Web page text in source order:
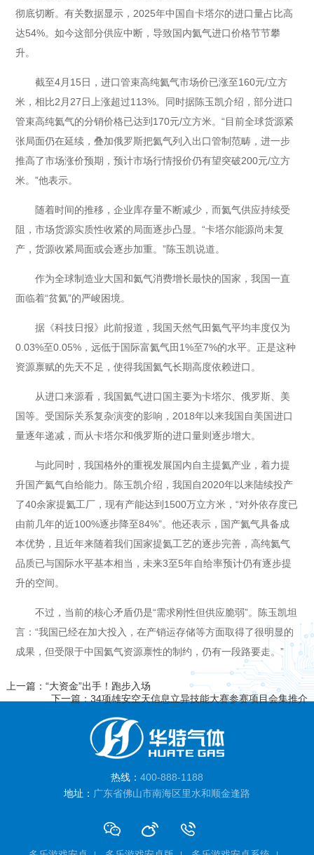
彻底切断。有关数据显示，2025年中国自卡塔尔的进口量占比高
达54%。如今这部分供应中断，导致国内氦气进口价格节节攀
升。
截至4月15日，进口管束高纯氦气市场价已涨至160元/立方
米，相比2月27日上涨超过113%。同时据陈玉凯介绍，部分进口
管束高纯氦气的分销价格已达到170元/立方米。“目前全球货源紧
张局面仍在延续，叠加俄罗斯把氦气列入出口管制范畴，进一步
推高了市场涨价预期，预计市场行情报价仍有望突破200元/立方
米。”他表示。
随着时间的推移，企业库存量不断减少，而氦气供应持续受
阻，市场货源实质性收紧的局面逐步凸显。“卡塔尔能源尚未复
产，货源收紧局面或会逐步加重。”陈玉凯说道。
作为全球制造业大国和氦气消费增长最快的国家，我国一直
面临着“贫氦”的严峻困境。
据《科技日报》此前报道，我国天然气田氦气平均丰度仅为
0.03%至0.05%，远低于国际富氦气田1%至7%的水平。正是这种
资源禀赋的先天不足，使得我国氦气长期高度依赖进口。
从进口来源看，我国氦气进口国主要为卡塔尔、俄罗斯、美
国等。受国际关系复杂演变的影响，2018年以来我国自美国进口
量逐年递减，而从卡塔尔和俄罗斯的进口量则逐步增大。
与此同时，我国格外的重视发展国内自主提氦产业，着力提
升国产氦气自给能力。陈玉凯介绍，我国自2020年以来陆续投产
了40余家提氦工厂，现有产能达到1500万立方米，“对外依存度已
由前几年的近100%逐步降至84%”。他还表示，国产氦气具备成
本优势，且近年来随着我们国家提氦工艺的逐步完善，高纯氦气
品质已与国际水平基本相当，未来3至5年自给率预计仍有逐步提
升的空间。
不过，当前的核心矛盾仍是“需求刚性但供应脆弱”。陈玉凯坦
言：“我国已经在加大投入，在产销运存储等方面取得了很明显的
成果，但受限于中国氦气资源禀性的制约，仍有一段路要走。”
上一篇：“大资金”出手！跑步入场
下一篇：34项雄安空天信息立异技能大赛参赛项目会集推介
热线： 400-888-1188
地址： 广东省佛山市南海区里水和顺金逢路